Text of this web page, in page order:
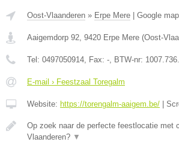
Oost-Vlaanderen » Erpe Mere Google
Aaigemdorp 92, 9420 Erpe Mere (Oost-
Tel: 0497050914, Fax: -, BTW-nr:
E-mail › Feestzaal Toregalm
Website: https://torengalm-aaigem.be/
Op zoek naar de perfecte feestlocatie met
Vlaanderen? ▼